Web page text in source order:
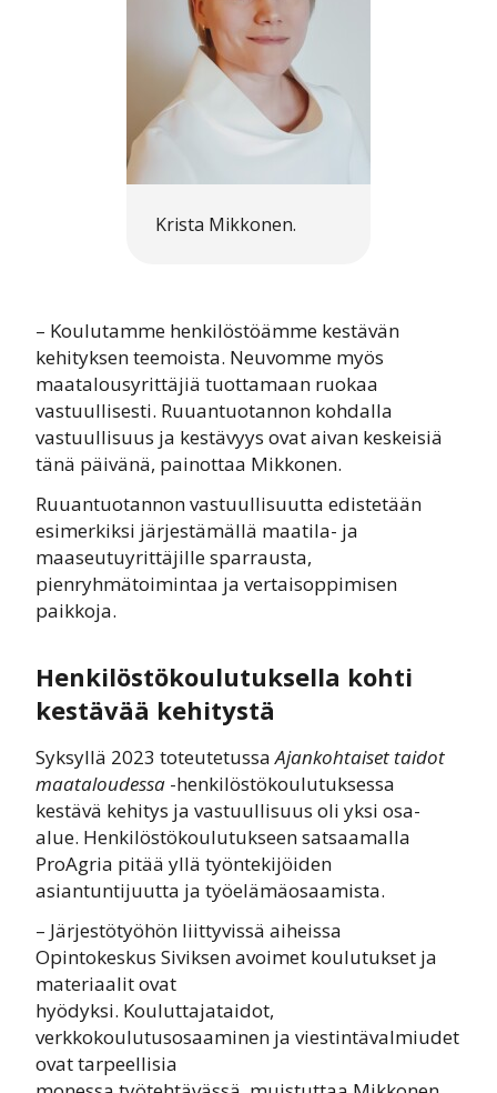
Krista Mikkonen.
– Koulutamme henkilöstöämme kestävän
kehityksen teemoista. Neuvomme myös
maatalousyrittäjiä tuottamaan ruokaa
vastuullisesti. Ruuantuotannon kohdalla
vastuullisuus ja kestävyys ovat aivan keskeisiä
tänä päivänä, painottaa Mikkonen.
Ruuantuotannon vastuullisuutta edistetään
esimerkiksi järjestämällä maatila- ja
maaseutuyrittäjille sparrausta,
pienryhmätoimintaa ja vertaisoppimisen
paikkoja.
Henkilöstökoulutuksella kohti
kestävää kehitystä
Syksyllä 2023 toteutetussaAjankohtaiset taidot
maataloudessa -henkilöstökoulutuksessa
kestävä kehitys ja vastuullisuus oli yksi osa-
alue. Henkilöstökoulutukseen satsaamalla
ProAgria pitää yllä työntekijöiden
asiantuntijuutta ja työelämäosaamista.
– Järjestötyöhön liittyvissä aiheissa
Opintokeskus Siviksen avoimet koulutukset ja
materiaalit ovat
hyödyksi. Kouluttajataidot,
verkkokoulutusosaaminen ja viestintävalmiudet
ovat tarpeellisia